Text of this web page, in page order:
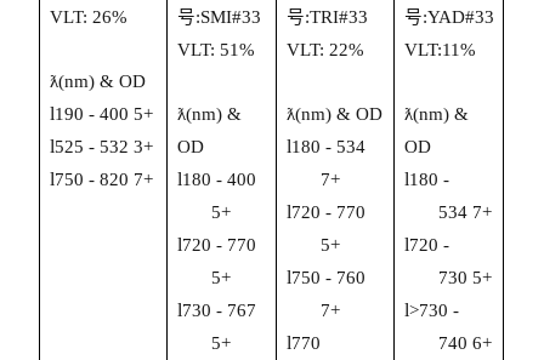
VLT: 26%
ƛ(nm) & OD
l190 - 400 5+
l525 - 532 3+
l750 -820 7+
号:SMI#33
VLT: 51%
ƛ(nm) &
OD
l180 - 400
5+
l720 - 770
5+
l730 - 767
5+
号:TRI#33
VLT: 22%
ƛ(nm) & OD
l180 - 534
7+
l720 - 770
5+
l750 - 760
7+
l770
号:YAD#33
VLT:11%
ƛ(nm) &
OD
l180 -
534 7+
l720 -
730 5+
l>730 -
740 6+